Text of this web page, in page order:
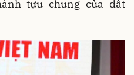
tựu chung của đất